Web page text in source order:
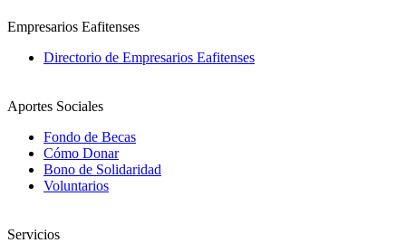
Empresarios Eafitenses
Directorio de Empresarios Eafitenses
Aportes Sociales
Fondo de Becas
Cómo Donar
Bono de Solidaridad
Voluntarios
Servicios